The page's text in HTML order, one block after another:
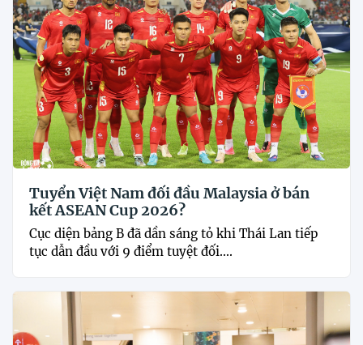
Tuyển Việt Nam đối đầu Malaysia ở bán
kết ASEAN Cup 2026?
Cục diện bảng B đã dần sáng tỏ khi Thái Lan tiếp
tục dẫn đầu với 9 điểm tuyệt đối....